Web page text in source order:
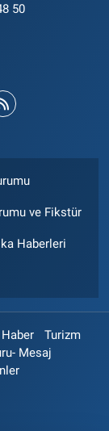
50
ve Fikstür
Haberleri
Turizm
Mesaj